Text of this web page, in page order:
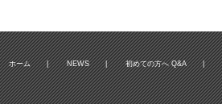
ホーム | NEWS | 初めての方へ Q&A |